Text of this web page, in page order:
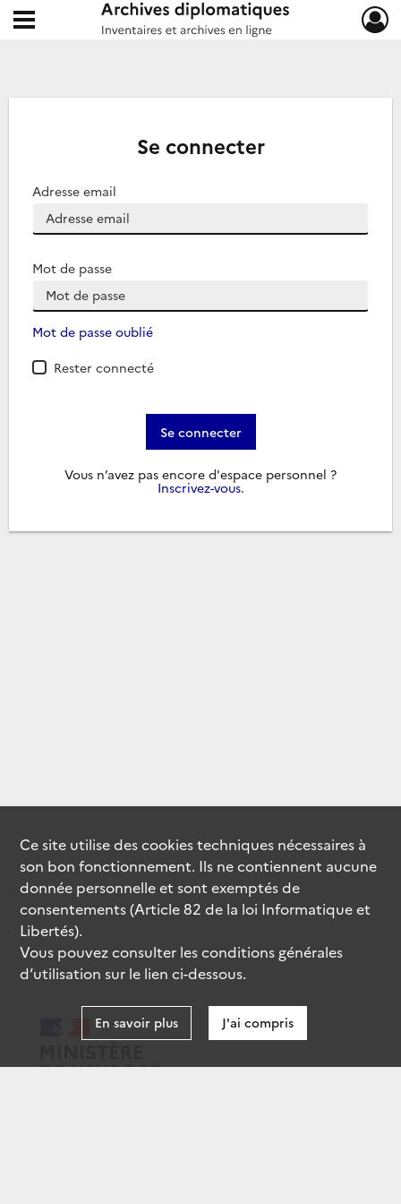
Archives diplomatiques
Ouvrir le menu déroulant
Se connecter
Adresse email
Mot de passe
Mot de passe oublié
Rester connecté
Se connecter
Vous n’avez pas encore d'espace personnel ?
Inscrivez-vous.
Ce site utilise descookiestechniques nécessaires à
son bon fonctionnement. Ils ne contiennent aucune
donnée personnelle et sont exemptés de
consentements (Article 82 de la loi Informatique et
Libertés).
Vous pouvez consulter les conditions générales
d’utilisation sur le lien ci-dessous.
En savoir plus J'ai compris